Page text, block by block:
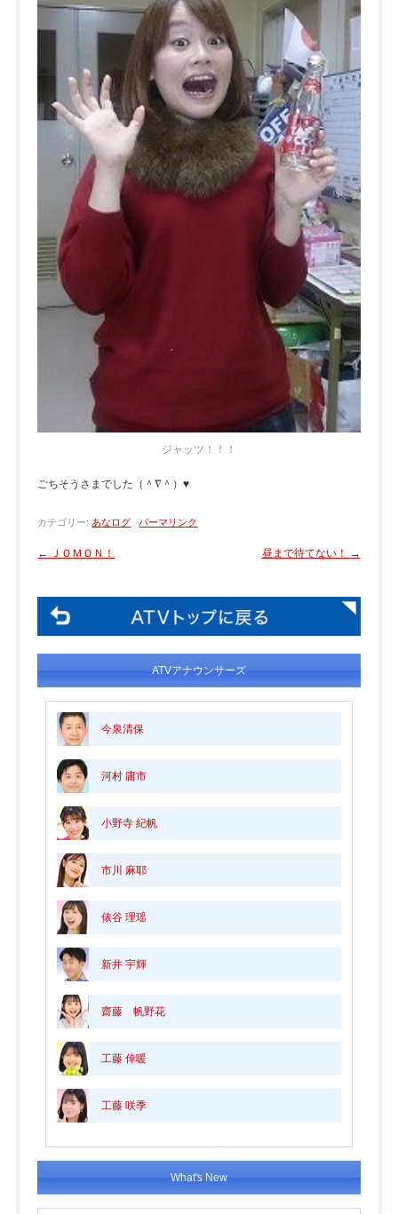
ジャッツ！！！
ごちそうさまでした（＾∇＾）♥
カテゴリー:あなログ パーマリンク
← ＪＯＭＯＮ！ 昼まで待てない！ →
ATVアナウンサーズ
今泉清保
河村 庸市
小野寺 紀帆
市川 麻耶
俵谷 理瑶
新井 宇輝
齋藤 帆野花
工藤 倖暖
工藤 咲季
What's New